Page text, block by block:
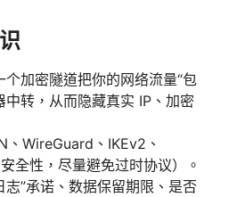
加密隧道把你的网络流量“包
中转，从而隐藏真实 IP、加密
、WireGuard、IKEv2、
全性，尽量避免过时协议）。
志”承诺、数据保留期限、是否